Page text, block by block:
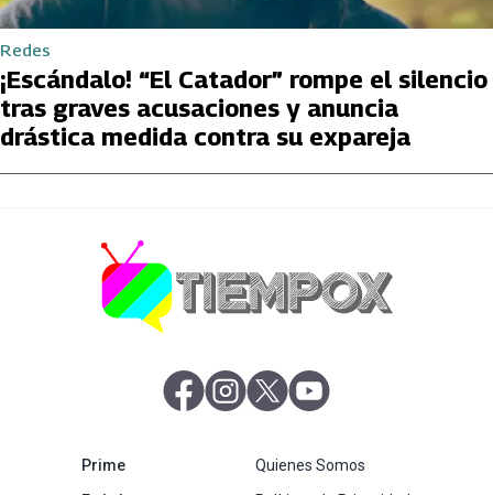
Redes
¡Escándalo! “El Catador” rompe el silencio
tras graves acusaciones y anuncia
drástica medida contra su expareja
abre en nueva pestaña
abre en nueva pestaña
abre en nueva pestaña
Primeabre en nueva pestañaQuienes Somos